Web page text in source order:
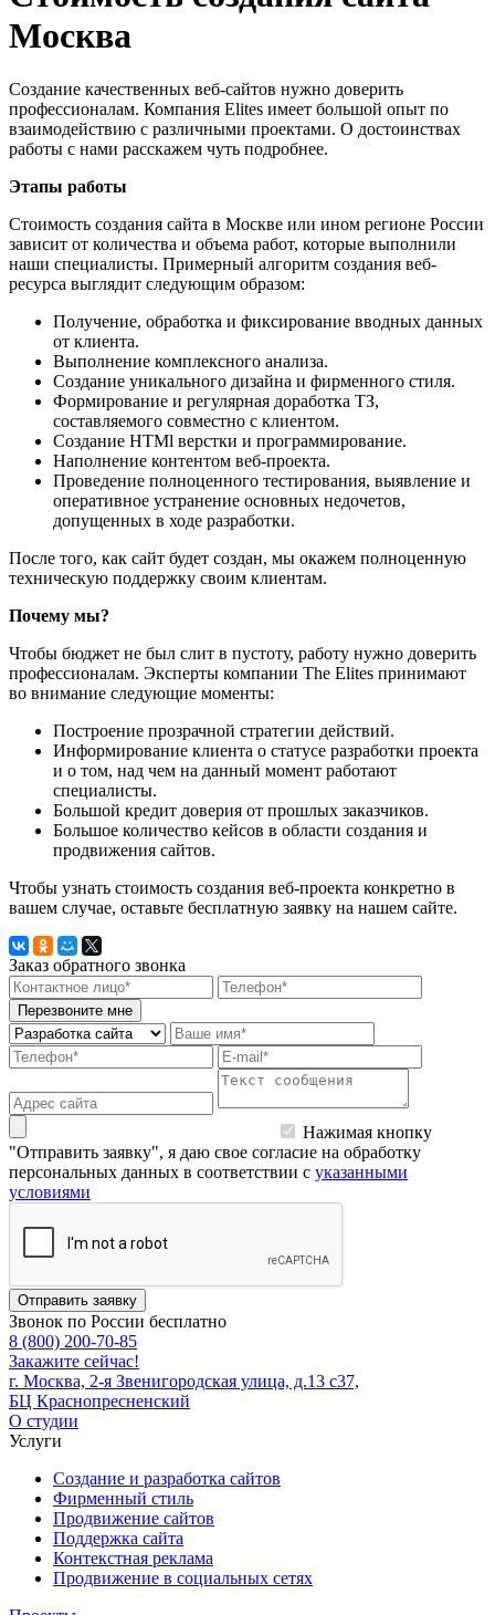
Москва
Создание качественных веб-сайтов нужно доверить
профессионалам. Компания Elites имеет большой опыт по
взаимодействию с различными проектами. О достоинствах
работы с нами расскажем чуть подробнее.
Этапы работы
Стоимость создания сайта в Москве или ином регионе России
зависит от количества и объема работ, которые выполнили
наши специалисты. Примерный алгоритм создания веб-
ресурса выглядит следующим образом:
Получение, обработка и фиксирование вводных данных
от клиента.
Выполнение комплексного анализа.
Создание уникального дизайна и фирменного стиля.
Формирование и регулярная доработка ТЗ,
составляемого совместно с клиентом.
Создание HTMl верстки и программирование.
Наполнение контентом веб-проекта.
Проведение полноценного тестирования, выявление и
оперативное устранение основных недочетов,
допущенных в ходе разработки.
После того, как сайт будет создан, мы окажем полноценную
техническую поддержку своим клиентам.
Почему мы?
Чтобы бюджет не был слит в пустоту, работу нужно доверить
профессионалам. Эксперты компании The Elites принимают
во внимание следующие моменты:
Построение прозрачной стратегии действий.
Информирование клиента о статусе разработки проекта
и о том, над чем на данный момент работают
специалисты.
Большой кредит доверия от прошлых заказчиков.
Большое количество кейсов в области создания и
продвижения сайтов.
Чтобы узнать стоимость создания веб-проекта конкретно в
вашем случае, оставьте бесплатную заявку на нашем сайте.
Заказ обратного звонка
Перезвоните мне
Нажимая кнопку
"Отправить заявку", я даю свое согласие на обработку
персональных данных в соответствии с указанными
условиями
Отправить заявку
Звонок по России бесплатно
8 (800) 200-70-85
Закажите сейчас!
г. Москва, 2-я Звенигородская улица, д.13 с37,
БЦ Краснопресненский
О студии
Услуги
Создание и разработка сайтов
Фирменный стиль
Продвижение сайтов
Поддержка сайта
Контекстная реклама
Продвижение в социальных сетях